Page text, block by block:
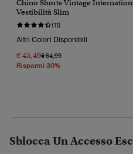
Chino Shorts Vintage
Vestibilità Slim
(11)
Altri Colori Disponibili
€ 45,49Prezzo Ridotto Da
€ 64,99A
Risparmi 30%
Sblocca Un Accesso